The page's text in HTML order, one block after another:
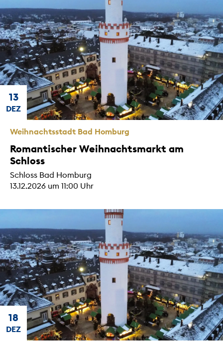
Weihnachtsstadt Bad Homburg
Romantischer Weihnachtsmarkt am
Schloss
Schloss Bad Homburg
13.12.2026 um 11:00 Uhr
13
DEZ
18
DEZ